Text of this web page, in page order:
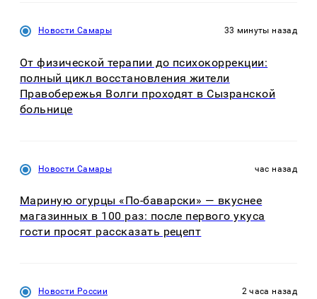
Новости Самары 33 минуты назад
От физической терапии до психокоррекции:
полный цикл восстановления жители
Правобережья Волги проходят в Сызранской
больнице
Новости Самары час назад
Мариную огурцы «По-баварски» — вкуснее
магазинных в 100 раз: после первого укуса
гости просят рассказать рецепт
Новости России 2 часа назад